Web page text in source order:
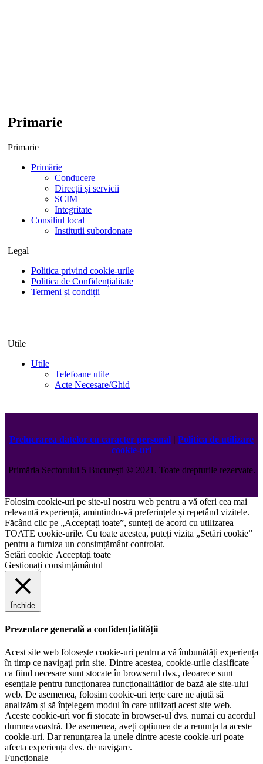
Primarie
Primarie
Primărie
Conducere
Direcții și servicii
SCIM
Integritate
Consiliul local
Institutii subordonate
Legal
Politica privind cookie-urile
Politica de Confidențialitate
Termeni și condiții
Utile
Utile
Telefoane utile
Acte Necesare/Ghid
Prelucrarea datelor cu caracter personal | Politica de utilizare
cookie-uri
Primăria Sectorului 5 București ©️2021. Toate drepturile rezervate.
Folosim cookie-uri pe site-ul nostru web pentru a vă oferi cea mai
relevantă experiență, amintindu-vă preferințele și repetând vizitele.
Făcând clic pe „Acceptați toate”, sunteți de acord cu utilizarea
TOATE cookie-urile. Cu toate acestea, puteți vizita „Setări cookie”
pentru a furniza un consimțământ controlat.
Setări cookie Acceptați toate
Gestionați consimțământul
Închide
Prezentare generală a confidențialității
Acest site web folosește cookie-uri pentru a vă îmbunătăți experiența
în timp ce navigați prin site. Dintre acestea, cookie-urile clasificate
ca fiind necesare sunt stocate în browserul dvs., deoarece sunt
esențiale pentru funcționarea funcționalităților de bază ale site-ului
web. De asemenea, folosim cookie-uri terțe care ne ajută să
analizăm și să înțelegem modul în care utilizați acest site web.
Aceste cookie-uri vor fi stocate în browser-ul dvs. numai cu acordul
dumneavoastră. De asemenea, aveți opțiunea de a renunța la aceste
cookie-uri. Dar renunțarea la unele dintre aceste cookie-uri poate
afecta experiența dvs. de navigare.
Funcționale